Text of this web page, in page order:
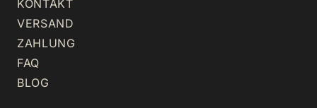
KONTAKT
VERSAND
ZAHLUNG
FAQ
BLOG